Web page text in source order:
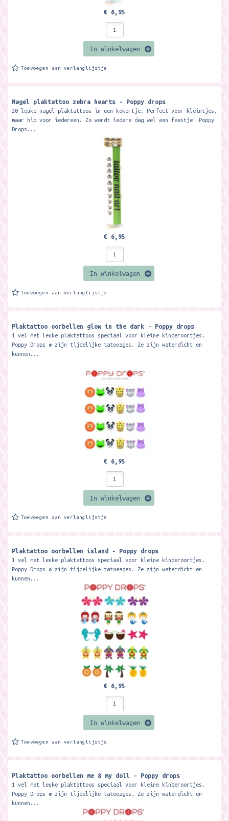
€ 6,95
In winkelwagen
Toevoegen aan verlanglijstje
Nagel plaktattoo zebra hearts - Poppy drops
20 leuke nagel plaktattoos in een kokertje. Perfect voor kleintjes,
maar hip voor iedereen. Zo wordt iedere dag wel een feestje! Poppy
Drops...
€ 6,95
In winkelwagen
Toevoegen aan verlanglijstje
Plaktattoo oorbellen glow in the dark - Poppy drops
1 vel met leuke plaktattoos speciaal voor kleine kinderoortjes.
Poppy Drops ® zijn tijdelijke tatoeages. Ze zijn waterdicht en
kunnen...
€ 6,95
In winkelwagen
Toevoegen aan verlanglijstje
Plaktattoo oorbellen island - Poppy drops
1 vel met leuke plaktattoos speciaal voor kleine kinderoortjes.
Poppy Drops ® zijn tijdelijke tatoeages. Ze zijn waterdicht en
kunnen...
€ 6,95
In winkelwagen
Toevoegen aan verlanglijstje
Plaktattoo oorbellen me & my doll - Poppy drops
1 vel met leuke plaktattoos speciaal voor kleine kinderoortjes.
Poppy Drops ® zijn tijdelijke tatoeages. Ze zijn waterdicht en
kunnen...